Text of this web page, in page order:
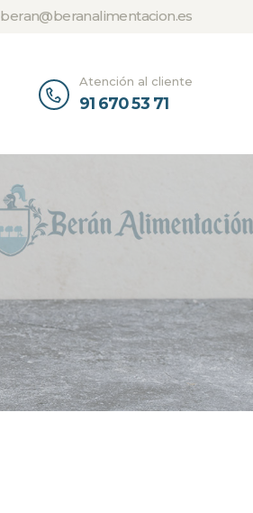
beran@beranalimentacion.es
Atención al cliente
91 670 53 71